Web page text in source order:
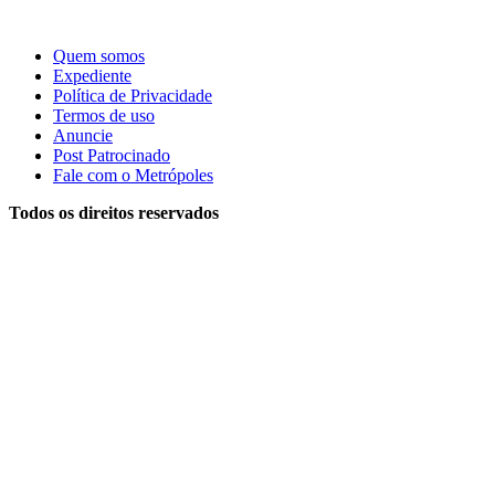
Quem somos
Expediente
Política de Privacidade
Termos de uso
Anuncie
Post Patrocinado
Fale com o Metrópoles
Todos os direitos reservados